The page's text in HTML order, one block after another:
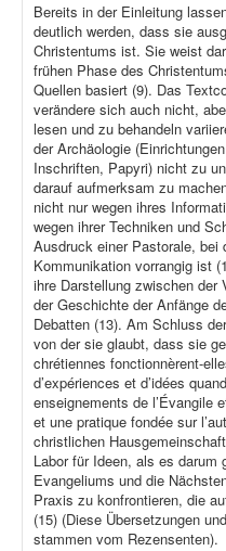
Bereits in der Einleitung
deutlich werden, dass sie
Christentums ist. Sie weist
frühen Phase des
Quellen basiert (9). Das
verändere sich auch nicht,
lesen und zu behandeln
der Archäologie
Inschriften, Papyri) nicht zu
darauf aufmerksam zu
nicht nur wegen ihres
wegen ihrer Techniken und
Ausdruck einer Pastorale, bei
Kommunikation vorrangig ist
ihre Darstellung zwischen der
der Geschichte der Anfänge
Debatten (13). Am Schluss
von der sie glaubt, dass sie
chrétiennes fonctionnèrent-
d’expériences et d’idées
enseignements de l’Évangile
et une pratique fondée sur
christlichen
Labor für Ideen, als es darum
Evangeliums und die
Praxis zu konfrontieren, die
(15) (Diese Übersetzungen
stammen vom Rezensenten).